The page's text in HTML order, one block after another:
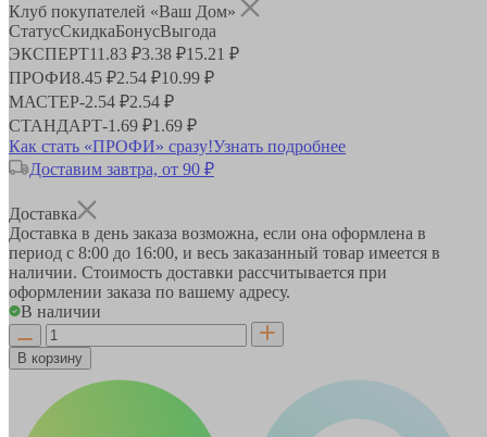
Клуб покупателей «Ваш Дом»
СтатусСкидкаБонусВыгода
ЭКСПЕРТ11.83 ₽3.38 ₽15.21 ₽
ПРОФИ8.45 ₽2.54 ₽10.99 ₽
МАСТЕР-2.54 ₽2.54 ₽
СТАНДАРТ-1.69 ₽1.69 ₽
Как стать «ПРОФИ» сразу!Узнать подробнее
Доставим завтра, от 90 ₽
Доставка
Доставка в день заказа возможна, если она оформлена в
период с 8:00 до 16:00, и весь заказанный товар имеется в
наличии. Стоимость доставки рассчитывается при
оформлении заказа по вашему адресу.
В наличии
В корзину